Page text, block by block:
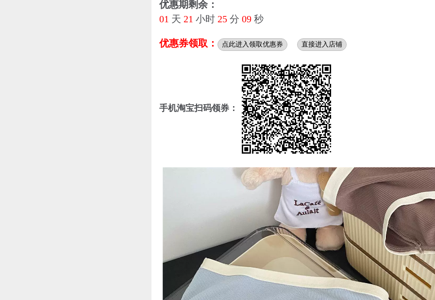
优惠期剩余：
01 天 21 小时 25 分 08 秒
优惠券领取： 点此进入领取优惠券 直接进入店铺
手机淘宝扫码领券：